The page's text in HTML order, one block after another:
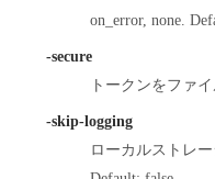
on_error, none.
-secure
トークンをファ
-skip-logging
ローカルストレ